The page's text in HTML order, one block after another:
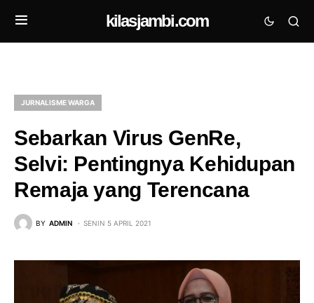
kilasjambi.com
JURNALISME WARGA
Sebarkan Virus GenRe,
Selvi: Pentingnya Kehidupan
Remaja yang Terencana
BY ADMIN SENIN 5 APRIL 2021